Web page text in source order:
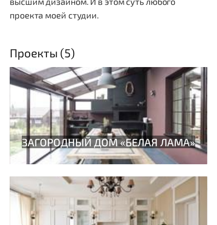
проекта моей студии.
Проекты (5)